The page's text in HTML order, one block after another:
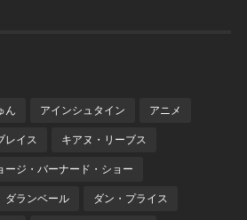
ん アインシュタイン アニメ
レイス キアヌ・リーブス
ージ・バーナード・ショー
ダランベール ダン・プライス